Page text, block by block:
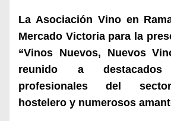
La Asociación Vino en
Mercado Victoria para la
“Vinos Nuevos, Nuevos
reunido a destacados
profesionales del
hostelero y numerosos